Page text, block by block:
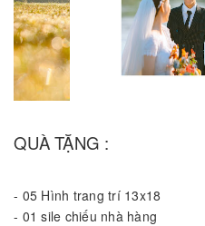
QUÀ TẶNG :
- 05 Hình trang trí 13x18
- 01 sile chiếu nhà hàng